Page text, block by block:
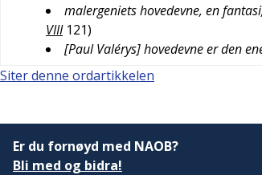
malergeniets hovedevne, en
VIII 121)
[Paul Valérys] hovedevne er den
Siter denne ordartikkelen
Er du fornøyd med NAOB?
Bli med og bidra!